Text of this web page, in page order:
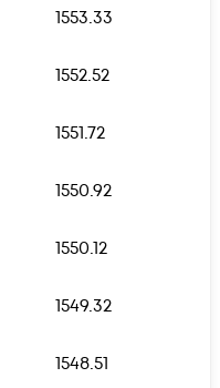
1553.33
1552.52
1551.72
1550.92
1550.12
1549.32
1548.51